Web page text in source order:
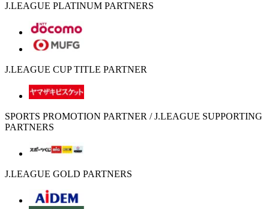
J.LEAGUE PLATINUM PARTNERS
J.LEAGUE CUP TITLE PARTNER
SPORTS PROMOTION PARTNER / J.LEAGUE SUPPORTING
PARTNERS
J.LEAGUE GOLD PARTNERS